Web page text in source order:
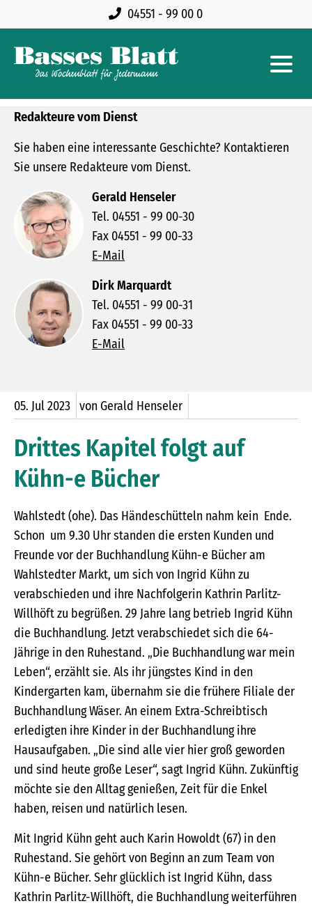
04551 - 99 00 0
Redakteure vom Dienst
Sie haben eine interessante Geschichte? Kontaktieren
Sie unsere Redakteure vom Dienst.
Gerald Henseler
Tel. 04551 - 99 00-30
Fax 04551 - 99 00-33
E-Mail
Dirk Marquardt
Tel. 04551 - 99 00-31
Fax 04551 - 99 00-33
E-Mail
05. Jul2023 von Gerald Henseler
Drittes Kapitel folgt auf
Kühn-e Bücher
Wahlstedt (ohe). Das Händeschütteln nahm kein Ende.
Schon um 9.30 Uhr standen die ersten Kunden und
Freunde vor der Buchhandlung Kühn-e Bücher am
Wahlstedter Markt, um sich von Ingrid Kühn zu
verabschieden und ihre Nachfolgerin Kathrin Parlitz-
Willhöft zu begrüßen. 29 Jahre lang betrieb Ingrid Kühn
die Buchhandlung. Jetzt verabschiedet sich die 64-
Jährige in den Ruhestand. „Die Buchhandlung war mein
Leben“, erzählt sie. Als ihr jüngstes Kind in den
Kindergarten kam, übernahm sie die frühere Filiale der
Buchhandlung Wäser. An einem Extra-Schreibtisch
erledigten ihre Kinder in der Buchhandlung ihre
Hausaufgaben. „Die sind alle vier hier groß geworden
und sind heute große Leser“, sagt Ingrid Kühn. Zukünftig
möchte sie den Alltag genießen, Zeit für die Enkel
haben, reisen und natürlich lesen.
Mit Ingrid Kühn geht auch Karin Howoldt (67) in den
Ruhestand. Sie gehört von Beginn an zum Team von
Kühn-e Bücher. Sehr glücklich ist Ingrid Kühn, dass
Kathrin Parlitz-Willhöft, die Buchhandlung weiterführen